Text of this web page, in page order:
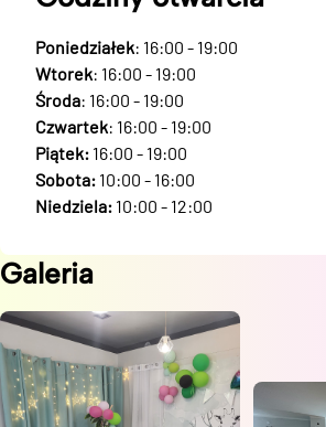
Poniedziałek: 16:00 - 19:00
Wtorek: 16:00 - 19:00
Środa: 16:00 - 19:00
Czwartek: 16:00 - 19:00
Piątek: 16:00 - 19:00
Sobota: 10:00 - 16:00
Niedziela: 10:00 - 12:00
Galeria